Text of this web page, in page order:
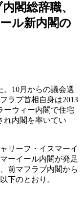
閣総辞職、
ル新内閣の
10月からの議会選
ラブ首相自身は2013
ーウィー内閣で住宅
れ内閣を率いてい
リーフ・イスマーイ
ーイール内閣が発足
前マフラブ内閣から
下のとおり。